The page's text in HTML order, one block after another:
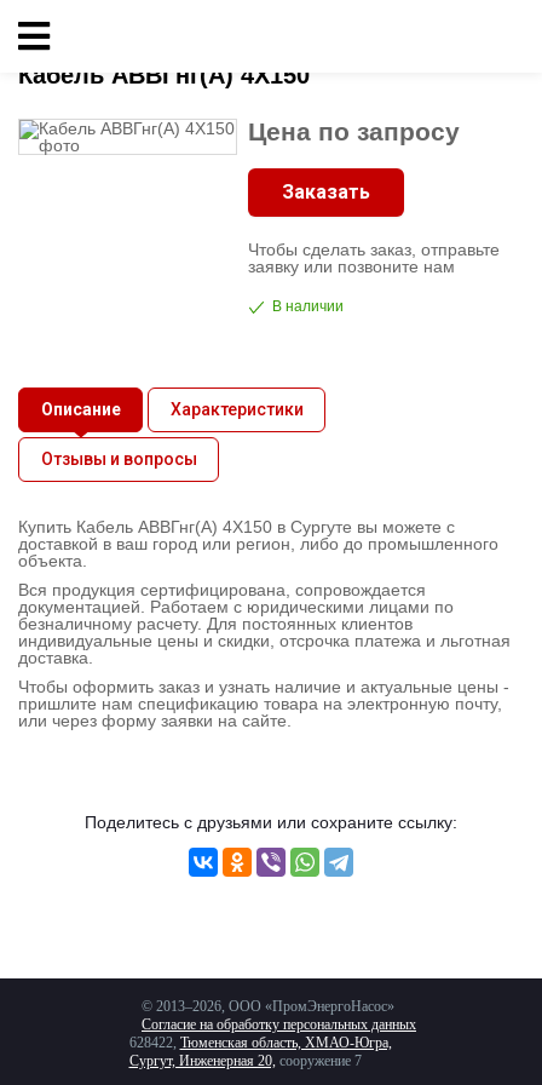
Кабельно-
проводниковая
продукция
Освещение
Контактная
информация
Главная
Кабель АВВГнг(А) 4X150
Цена по запросу
Заказать
Чтобы сделать заказ, отправьте
заявку или позвоните нам
В наличии
Описание Характеристики
Отзывы и вопросы
Купить Кабель АВВГнг(А) 4X150 в Сургуте вы можете с
доставкой в ваш город или регион, либо до промышленного
объекта.
Вся продукция сертифицирована, сопровождается
документацией. Работаем с юридическими лицами по
безналичному расчету. Для постоянных клиентов
индивидуальные цены и скидки, отсрочка платежа и льготная
доставка.
Чтобы оформить заказ и узнать наличие и актуальные цены -
пришлите нам спецификацию товара на электронную почту,
или через форму заявки на сайте.
Поделитесь с друзьями или сохраните ссылку:
© 2013–2026, ООО «ПромЭнергоНасос»
Согласие на обработку персональных данных
628422, Тюменская область, ХМАО-Югра,
Сургут, Инженерная 20,сооружение 7